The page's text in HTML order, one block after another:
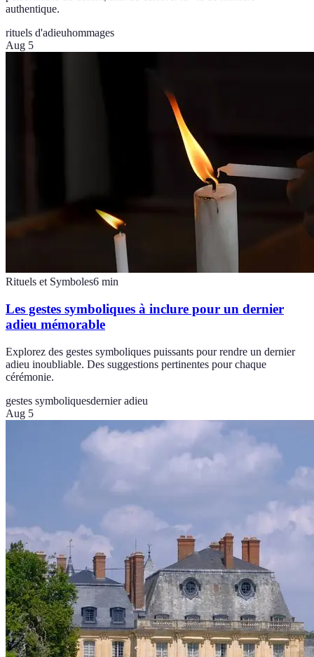
authentique.
rituels d'adieuhommages
Aug 5
Rituels et Symboles6 min
Les gestes symboliques à inclure pour un dernier
adieu mémorable
Explorez des gestes symboliques puissants pour rendre un dernier
adieu inoubliable. Des suggestions pertinentes pour chaque
cérémonie.
gestes symboliquesdernier adieu
Aug 5